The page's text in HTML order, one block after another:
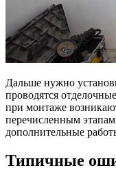
Дальше нужно
проводятся
при монтаже
перечисленным
дополнительные
Типичные